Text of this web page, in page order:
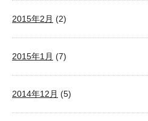
2015年2月 (2)
2015年1月 (7)
2014年12月 (5)